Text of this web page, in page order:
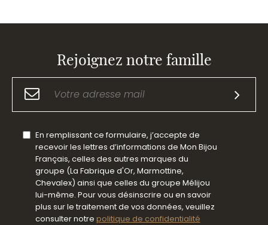
Rejoignez notre famille
En remplissant ce formulaire, j’accepte de
recevoir les lettres d’informations de Mon Bijou
Français, celles des autres marques du
groupe (La Fabrique d'Or, Marmottine,
Chevalex) ainsi que celles du groupe Mélijou
lui-même. Pour vous désinscrire ou en savoir
plus sur le traitement de vos données, veuillez
consulter notre politique de confidentialité